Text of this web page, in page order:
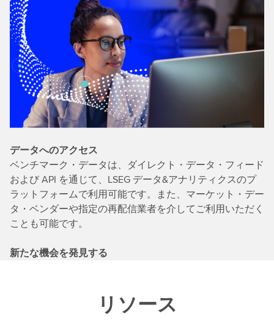
データへのアクセス
ベンチマーク・データは、ダイレクト・データ・フィード
および API を通じて、LSEG データ&アナリティクスのプ
ラットフォームで利用可能です。また、マーケット・デー
タ・ベンダーや指定の再配信業者を介してご利用いただく
ことも可能です。
新たな機会を発見する
リソース